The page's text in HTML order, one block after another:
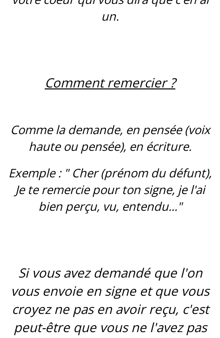
un.
Comment remercier ?
Comme la demande, en pensée (voix
haute ou pensée), en écriture.
Exemple : " Cher (prénom du défunt),
Je te remercie pour ton signe, je l'ai
bien perçu, vu, entendu..."
Si vous avez demandé que l'on
vous envoie en signe et que vous
croyez ne pas en avoir reçu, c'est
peut-être que vous ne l'avez pas